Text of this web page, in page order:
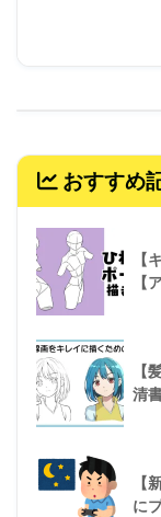
おすすめ
【
【
【
清
【
に